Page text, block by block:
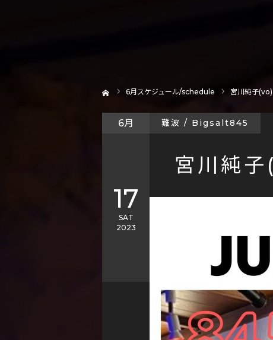
6月スケジュール/schedule 宮川純子
宮川純
6月
17
SAT
2023
難波 / Bigsalt845